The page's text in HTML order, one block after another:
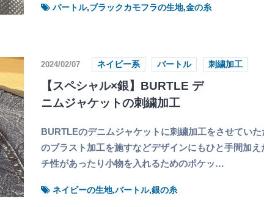
バートル,ブラックカモフラの生地,金の糸
2024/02/07 ネイビー系 バートル 刺繍加工
【スペシャル×銀】BURTLE デ
ニムジャケットの刺繍加工
BURTLEのデニムジャケットに刺繍加工をさせてい
のブラスト加工を施すなどデザインにもひと手間加
チ性があったり小物を入れるためのポケッ…
ネイビーの生地,バートル,銀の糸